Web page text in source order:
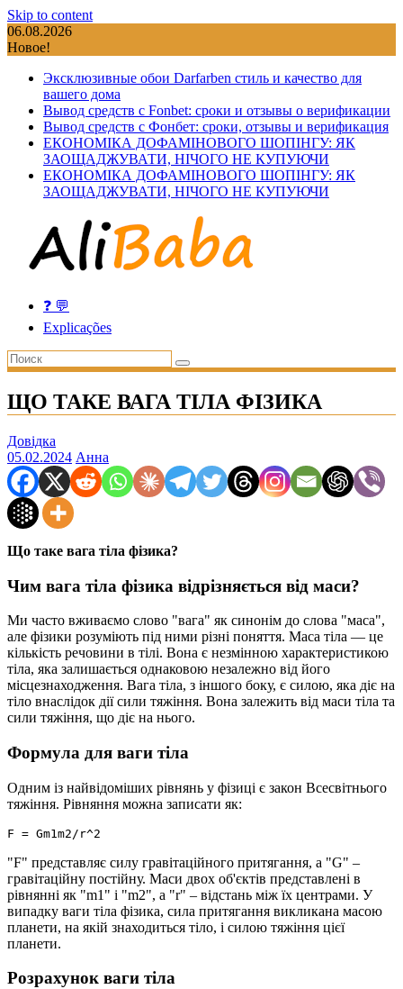
Skip to content
06.08.2026
Новое!
Эксклюзивные обои Darfarben стиль и качество для
вашего дома
Вывод средств с Fonbet: сроки и отзывы о верификации
Вывод средств с Фонбет: сроки, отзывы и верификация
ЕКОНОМІКА ДОФАМІНОВОГО ШОПІНГУ: ЯК
ЗАОЩАДЖУВАТИ, НІЧОГО НЕ КУПУЮЧИ
ЕКОНОМІКА ДОФАМІНОВОГО ШОПІНГУ: ЯК
ЗАОЩАДЖУВАТИ, НІЧОГО НЕ КУПУЮЧИ
❓ 💬
Explicações
ЩО ТАКЕ ВАГА ТІЛА ФІЗИКА
Довідка
05.02.2024 Анна
Що таке вага тіла фізика?
Чим вага тіла фізика відрізняється від маси?
Ми часто вживаємо слово "вага" як синонім до слова "маса",
але фізики розуміють під ними різні поняття. Маса тіла — це
кількість речовини в тілі. Вона є незмінною характеристикою
тіла, яка залишається однаковою незалежно від його
місцезнаходження. Вага тіла, з іншого боку, є силою, яка діє на
тіло внаслідок дії сили тяжіння. Вона залежить від маси тіла та
сили тяжіння, що діє на нього.
Формула для ваги тіла
Одним із найвідоміших рівнянь у фізиці є закон Всесвітнього
тяжіння. Рівняння можна записати як:
"F" представляє силу гравітаційного притягання, а "G" –
гравітаційну постійну. Маси двох об'єктів представлені в
рівнянні як "m1" і "m2", а "r" – відстань між їх центрами. У
випадку ваги тіла фізика, сила притягання викликана масою
планети, на якій знаходиться тіло, і силою тяжіння цієї
планети.
Розрахунок ваги тіла